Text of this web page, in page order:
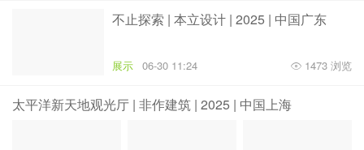
不止探索 | 本立设计 | 2025 | 中国广东
展示 06-30 11:24 1473 浏览
太平洋新天地观光厅 | 非作建筑 | 2025 | 中国上海